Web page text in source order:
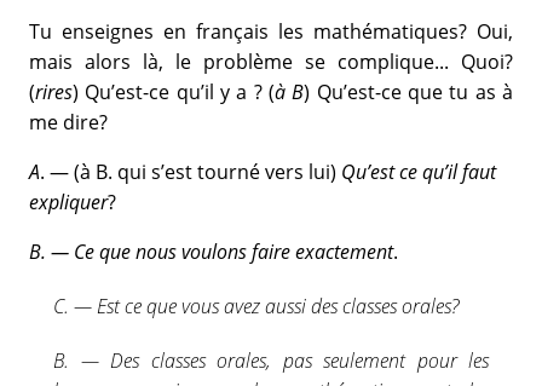
Tu enseignes en français les mathématiques? Oui,
mais alors là, le problème se complique... Quoi?
(rires) Qu’est-ce qu’il y a ? (à B) Qu’est-ce que tu as à
me dire?
A. — (à B. qui s’est tourné vers lui) Qu’est ce qu’il faut
expliquer?
B. — Ce que nous voulons faire exactement.
C. — Est ce que vous avez aussi des classes orales?
B. — Des classes orales, pas seulement pour les